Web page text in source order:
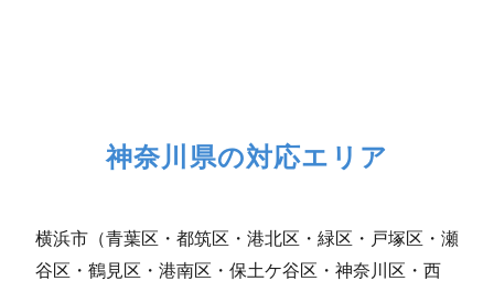
神奈川県の対応エリア
横浜市（青葉区・都筑区・港北区・緑区・戸塚区・瀬
谷区・鶴見区・港南区・保土ケ谷区・神奈川区・西